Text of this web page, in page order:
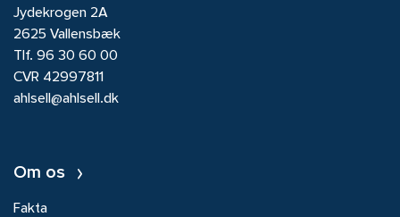
Jydekrogen 2A
2625 Vallensbæk
Tlf. 96 30 60 00
CVR 42997811
ahlsell@ahlsell.dk
Om os
Fakta